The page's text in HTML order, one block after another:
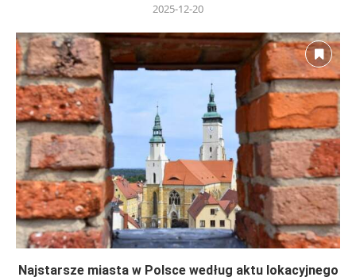
2025-12-20
Najstarsze miasta w Polsce według aktu lokacyjnego